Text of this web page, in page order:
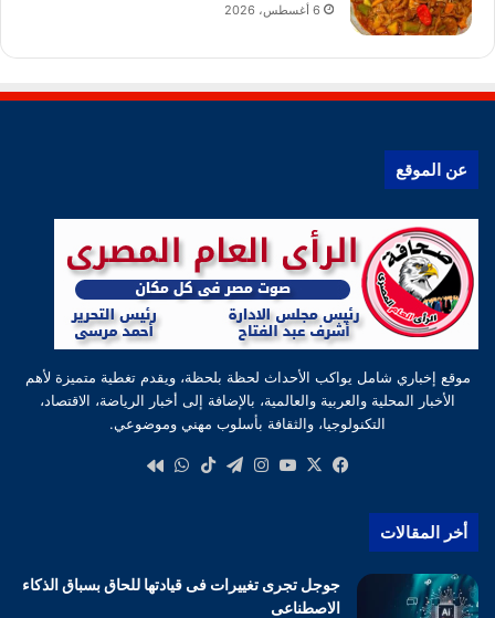
6 أغسطس، 2026
عن الموقع
موقع إخباري شامل يواكب الأحداث لحظة بلحظة، ويقدم تغطية متميزة لأهم
الأخبار المحلية والعربية والعالمية، بالإضافة إلى أخبار الرياضة، الاقتصاد،
التكنولوجيا، والثقافة بأسلوب مهني وموضوعي.
فيسبوك
‫X
‫YouTube
انستقرام
تيلقرام‫TikTokواتساب
أخر المقالات
جوجل تجرى تغييرات فى قيادتها للحاق بسباق الذكاء
الاصطناعى